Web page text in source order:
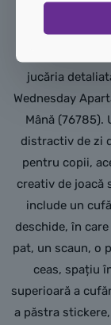
portabilă îi
de 10 ani și
jucăria
Wednesday
Mână (76785).
distractiv de zi
pentru copii,
creativ de joacă
include un
deschide, în
pat, un scaun, o
ceas, spațiu
superioară a
a păstra